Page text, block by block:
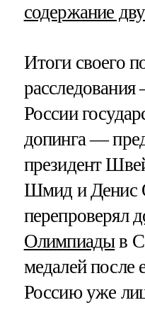
содержание
Итоги своего
России
допинга —
президент
Шмид и Денис
перепроверял
Олимпиадыв
медалей после
Россию уже